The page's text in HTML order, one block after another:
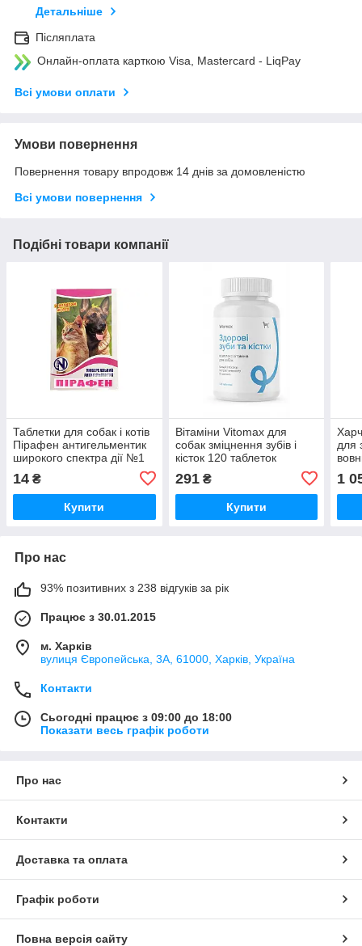
Детальніше
Післяплата
Онлайн-оплата карткою Visa, Mastercard - LiqPay
Всі умови оплати
Умови повернення
Повернення товару впродовж 14 днів за домовленістю
Всі умови повернення
Подібні товари компанії
Таблетки для собак і котів
Пірафен антигельментик
широкого спектра дії №1
14 ₴
Купити
Вітаміни Vitomax для
собак зміцнення зубів і
кісток 120 таблеток
291₴
Купити
для
1
Про нас
93% позитивних з 238 відгуків за рік
Працює з 30.01.2015
м. Харків
вулиця Європейська, 3А, 61000, Харків, Україна
Контакти
Сьогодні працює з 09:00 до 18:00
Показати весь графік роботи
Про нас
Контакти
Доставка та оплата
Графік роботи
Повна версія сайту